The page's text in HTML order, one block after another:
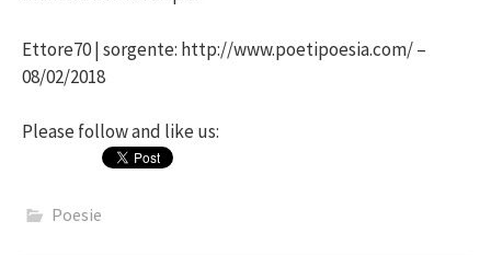
Ettore70 | sorgente: http://www.poetipoesia.com/ –
08/02/2018
Please follow and like us:
Poesie